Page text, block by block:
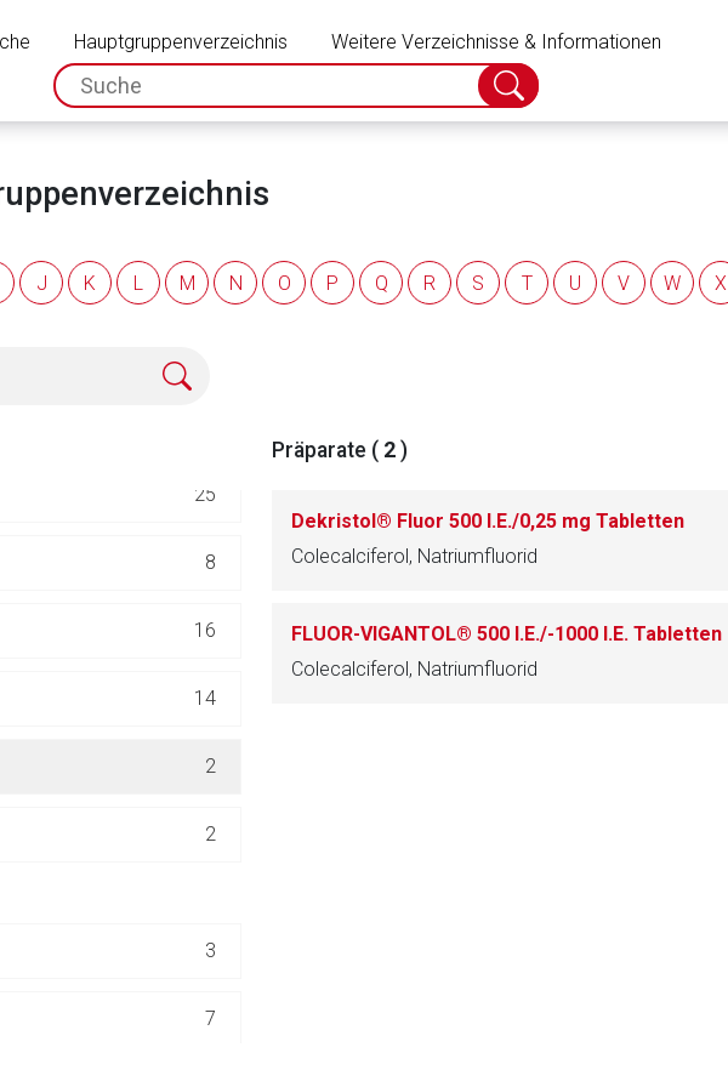
Hauptgruppenverzeichnis
Weitere Verzeichnisse & Informationen
spc.search.input.placeholder
Suche
abschicken
J K L M N O P Q R S T U V W X
Hyperphosphatä
147
72
25
8
16
14
2
2
3
7
Präparate ( 2 )
Dekristol® Fluor 500 I.E./0,25 mg Tabletten
Colecalciferol, Natriumfluorid
FLUOR-VIGANTOL® 500 I.E./-1000 I.E. Tabletten
Colecalciferol, Natriumfluorid
Ebenso gelten dort ggf. andere Datenschutzbestimmungen.
Zurück zur rote-liste.de Zur Seite